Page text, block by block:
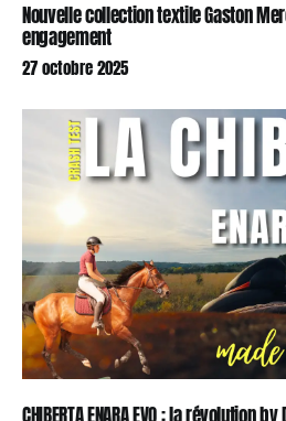
Nouvelle collection textile Gaston
engagement
27 octobre 2025